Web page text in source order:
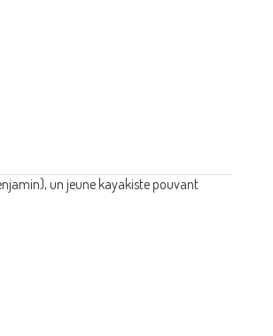
un jeune kayakiste pouvant